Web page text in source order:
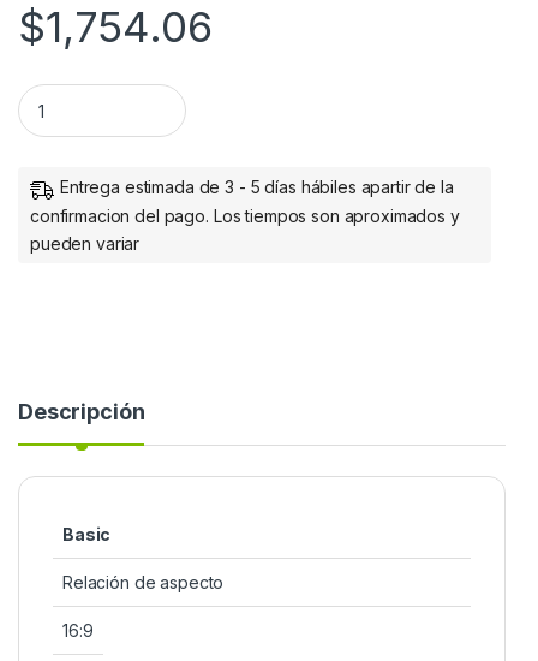
$1,754.06
Filtro de Privacidad StarTech.com - 21.5" - 16:9 LAPTOP DE 21
Entrega estimada de 3 - 5 días hábiles apartir de la
confirmacion del pago. Los tiempos son aproximados y
pueden variar
Descripción
Basic
Relación de aspecto
16:9